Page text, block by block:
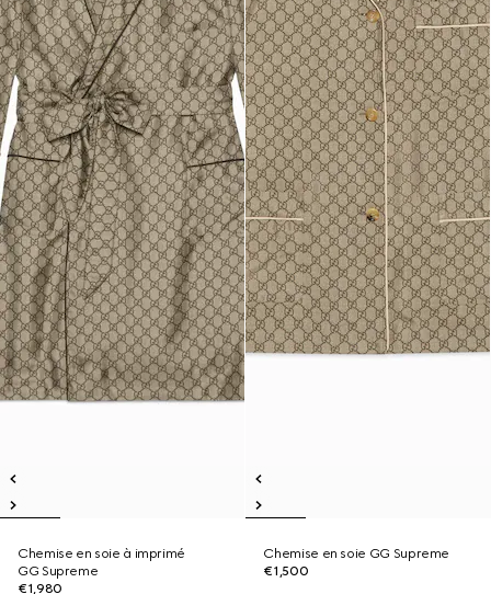
Chemise en soie à imprimé
GG Supreme
€1,980
Chemise en soie GG Supreme
€1,500